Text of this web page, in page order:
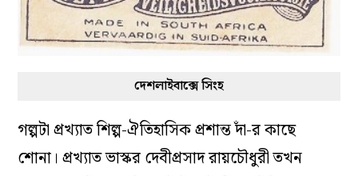
দেশলাইবাক্সে সিংহ
গল্পটা প্রখ্যাত শিল্প-ঐতিহাসিক প্রশান্ত দাঁ-র কাছে
শোনা। প্রখ্যাত ভাস্কর দেবীপ্রসাদ রায়চৌধুরী তখন